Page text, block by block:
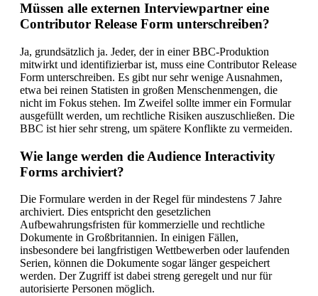
Müssen alle externen Interviewpartner eine
Contributor Release Form unterschreiben?
Ja, grundsätzlich ja. Jeder, der in einer BBC-Produktion
mitwirkt und identifizierbar ist, muss eine Contributor Release
Form unterschreiben. Es gibt nur sehr wenige Ausnahmen,
etwa bei reinen Statisten in großen Menschenmengen, die
nicht im Fokus stehen. Im Zweifel sollte immer ein Formular
ausgefüllt werden, um rechtliche Risiken auszuschließen. Die
BBC ist hier sehr streng, um spätere Konflikte zu vermeiden.
Wie lange werden die Audience Interactivity
Forms archiviert?
Die Formulare werden in der Regel für mindestens 7 Jahre
archiviert. Dies entspricht den gesetzlichen
Aufbewahrungsfristen für kommerzielle und rechtliche
Dokumente in Großbritannien. In einigen Fällen,
insbesondere bei langfristigen Wettbewerben oder laufenden
Serien, können die Dokumente sogar länger gespeichert
werden. Der Zugriff ist dabei streng geregelt und nur für
autorisierte Personen möglich.